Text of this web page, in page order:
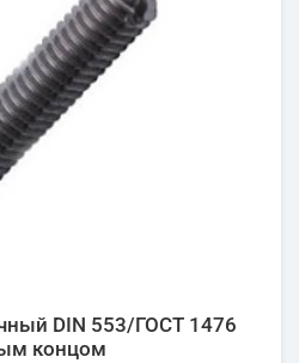
DIN 553/ГОСТ 1476
концом